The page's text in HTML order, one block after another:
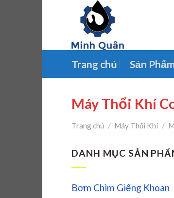
Trang chủ Sản
Máy Thổi Khí
Trang chủ / Máy Thổi Khí /
DANH MỤC SẢN
Bơm Chìm Giếng Khoan